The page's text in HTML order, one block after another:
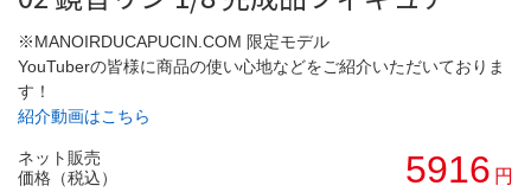
※MANOIRDUCAPUCIN.COM 限定モデル
YouTuberの皆様に商品の使い心地などをご紹介いただいておりま
す！
紹介動画はこちら
ネット販売
価格（税込）
5916 円